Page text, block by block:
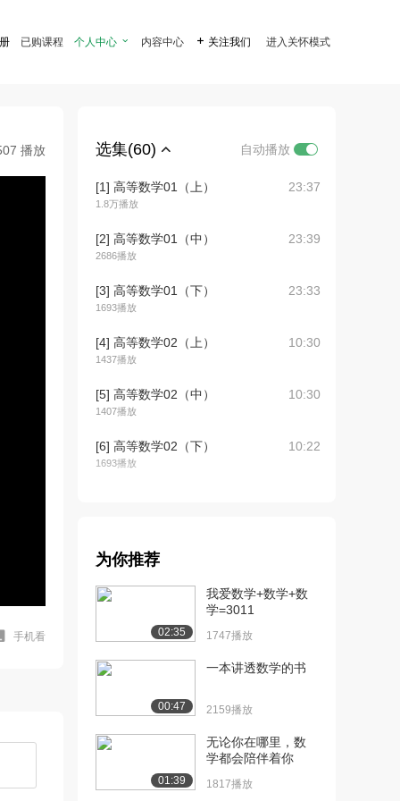
已购课程 个人中心  内容中心  关注我们 进入关怀模式
播放
手机看
选集(60) 自动播放
[1] 高等数学01（上）
1.8万播放
23:37
[2] 高等数学01（中）
2686播放
23:39
[3] 高等数学01（下）
1693播放
23:33
[4] 高等数学02（上）
1437播放
10:30
[5] 高等数学02（中）
1407播放
10:30
[6] 高等数学02（下）
1693播放
10:22
[8] 高等数学03（下）
1788播放
[9] 高等数学04（上） 09:58
1036播放
[11] 高等数学05（上）
[12] 高等数学05（中） 14:15
为你推荐
02:35
我爱数学+数学+数
学=3011
1747播放
00:47
一本讲透数学的书
2159播放
01:39
无论你在哪里，数
学都会陪伴着你
1817播放